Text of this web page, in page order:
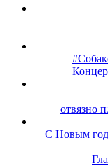
отвязно
С Новым